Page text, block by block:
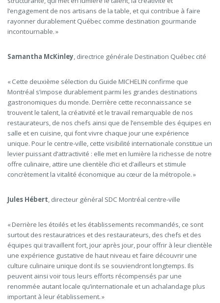
l’engagement de nos artisans de la table, et qui contribue à faire
rayonner durablement Québec comme destination gourmande
incontournable. »
Samantha McKinley, directrice générale Destination Québec cité
« Cette deuxième sélection du Guide MICHELIN confirme que
Montréal s’impose durablement parmi les grandes destinations
gastronomiques du monde. Derrière cette reconnaissance se
trouvent le talent, la créativité et le travail remarquable de nos
restaurateurs, de nos chefs ainsi que de l’ensemble des équipes en
salle et en cuisine, qui font vivre chaque jour une expérience
unique. Pour le centre-ville, cette visibilité internationale constitue un
levier puissant d’attractivité : elle met en lumière la richesse de notre
offre culinaire, attire une clientèle d’ici et d’ailleurs et stimule
concrètement la vitalité économique au cœur de la métropole. »
Jules Hébert, directeur général SDC Montréal centre-ville
« Derrière les étoilés et les établissements recommandés, ce sont
surtout des restauratrices et des restaurateurs, des chefs et des
équipes qui travaillent fort, jour après jour, pour offrir à leur clientèle
une expérience gustative de haut niveau et faire découvrir une
culture culinaire unique dont ils se souviendront longtemps. Ils
peuvent ainsi voir tous leurs efforts récompensés par une
renommée autant locale qu’internationale et un achalandage plus
important à leur établissement. »